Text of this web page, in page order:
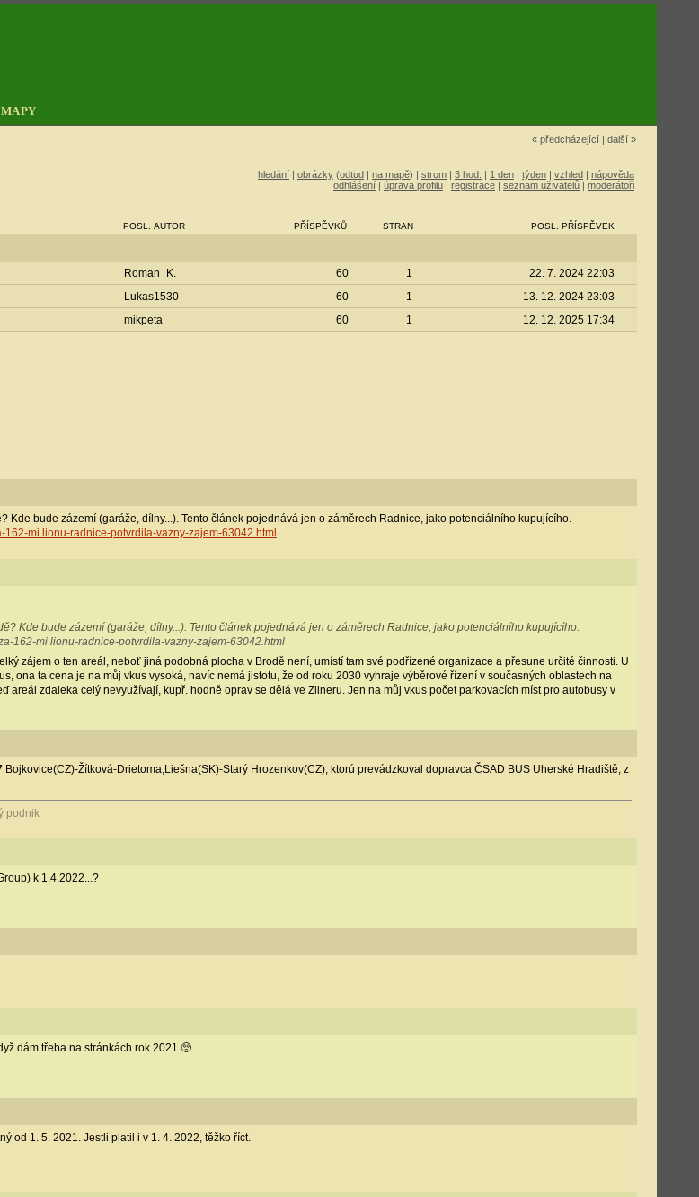
MAPY
« předcházející | další »
hledání | obrázky (odtud | na mapě) | strom | 3 hod. | 1 den | týden | vzhled | nápověda
odhlášení | úprava profilu | registrace | seznam uživatelů | moderátoři
POSL. AUTOR PŘÍSPĚVKŮ STRAN POSL. PŘÍSPĚVEK
Roman_K. 60 1
22. 7. 2024 22:03
Lukas1530 60 1
13. 12. 2024 23:03
mikpeta 60 1 12. 12. 2025 17:34
Kde bude zázemí (garáže, dílny...). Tento článek pojednává jen o záměrech Radnice, jako potenciálního kupujícího.
mi lionu-radnice-potvrdila-vazny-zajem-63042.html
Kde bude zázemí (garáže, dílny...). Tento článek pojednává jen o záměrech Radnice, jako potenciálního kupujícího.
162-mi lionu-radnice-potvrdila-vazny-zajem-63042.html
zájem o ten areál, neboť jiná podobná plocha v Brodě není, umístí tam své podřízené organizace a přesune určité činnosti. U
ona ta cena je na můj vkus vysoká, navíc nemá jistotu, že od roku 2030 vyhraje výběrové řízení v současných oblastech na
areál zdaleka celý nevyužívají, kupř. hodně oprav se dělá ve Zlineru. Jen na můj vkus počet parkovacích míst pro autobusy v
Bojkovice(CZ)-Žítková-Drietoma,Liešna(SK)-Starý Hrozenkov(CZ), ktorú prevádzkoval dopravca ČSAD BUS Uherské Hradiště, z
podnik
k 1.4.2022...?
dám třeba na stránkách rok 2021 🥺
od 1. 5. 2021. Jestli platil i v 1. 4. 2022, těžko říct.